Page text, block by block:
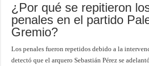
¿Por qué se repitieron
penales en el partido
Gremio?
Los penales fueron repetidos debido a la
detectó que el arquero Sebastián Pérez se